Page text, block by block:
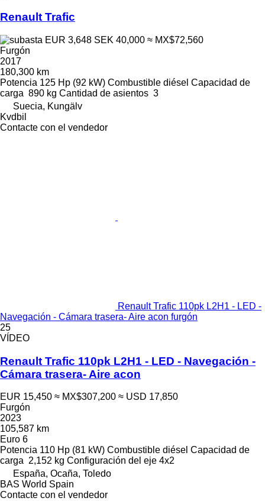
Renault Trafic
EUR 3,648 SEK 40,000 ≈ MX$72,560
Furgón
2017
180,300 km
Potencia 125 Hp (92 kW) Combustible diésel Capacidad de
carga 890 kg Cantidad de asientos 3
Suecia, Kungälv
Kvdbil
Contacte con el vendedor
Renault Trafic 110pk L2H1 - LED -
Navegación - Cámara trasera- Aire acon furgón
25
VÍDEO
Renault Trafic 110pk L2H1 - LED - Navegación -
Cámara trasera- Aire acon
EUR 15,450 ≈ MX$307,200 ≈ USD 17,850
Furgón
2023
105,587 km
Euro 6
Potencia 110 Hp (81 kW) Combustible diésel Capacidad de
carga 2,152 kg Configuración del eje 4x2
España, Ocaña, Toledo
BAS World Spain
Contacte con el vendedor